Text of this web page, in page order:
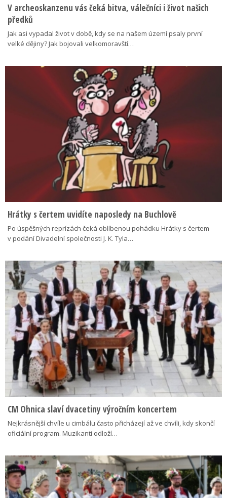
V archeoskanzenu vás čeká bitva, válečníci i život našich
předků
Jak asi vypadal život v době, kdy se na našem území psaly první
velké dějiny? Jak bojovali velkomoravští…
Hrátky s čertem uvidíte naposledy na Buchlově
Po úspěšných reprízách čeká oblíbenou pohádku Hrátky s čertem
v podání Divadelní společnosti J. K. Tyla…
CM Ohnica slaví dvacetiny výročním koncertem
Nejkrásnější chvíle u cimbálu často přicházejí až ve chvíli, kdy skončí
oficiální program. Muzikanti odloží…